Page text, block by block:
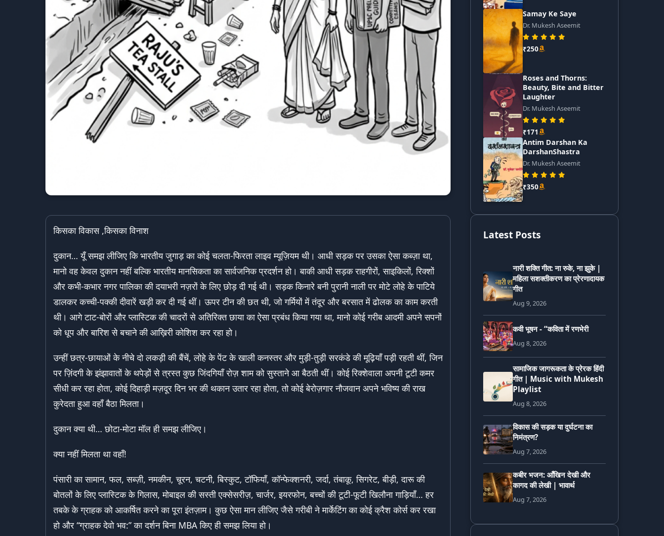
किसका विकास ,किसका विनाश
दुकान… यूँ समझ लीजिए कि भारतीय जुगाड़ का कोई चलता-फिरता लाइव म्यूज़ियम थी। आधी सड़क पर उसका ऐसा कब्ज़ा था,
मानो वह केवल दुकान नहीं बल्कि भारतीय मानसिकता का सार्वजनिक प्रदर्शन हो। बाकी आधी सड़क राहगीरों, साइकिलों, रिक्शों
और कभी-कभार नगर पालिका की दयाभरी नज़रों के लिए छोड़ दी गई थी। सड़क किनारे बनी पुरानी नाली पर मोटे लोहे के पाटिये
डालकर कच्ची-पक्की दीवारें खड़ी कर दी गई थीं। ऊपर टीन की छत थी, जो गर्मियों में तंदूर और बरसात में ढोलक का काम करती
थी। आगे टाट-बोरों और प्लास्टिक की चादरों से अतिरिक्त छाया का ऐसा प्रबंध किया गया था, मानो कोई गरीब आदमी अपने सपनों
को धूप और बारिश से बचाने की आख़िरी कोशिश कर रहा हो।
उन्हीं छत्र-छायाओं के नीचे दो लकड़ी की बैंचें, लोहे के पेंट के खाली कनस्तर और मुड़ी-तुड़ी सरकंडे की मूढ़ियाँ पड़ी रहती थीं, जिन
पर ज़िंदगी के झंझावातों के थपेड़ों से त्रस्त कुछ जिंदगियाँ रोज़ शाम को सुस्ताने आ बैठती थीं। कोई रिक्शेवाला अपनी टूटी कमर
सीधी कर रहा होता, कोई दिहाड़ी मज़दूर दिन भर की थकान उतार रहा होता, तो कोई बेरोज़गार नौजवान अपने भविष्य की राख
कुरेदता हुआ वहाँ बैठा मिलता।
दुकान क्या थी… छोटा-मोटा मॉल ही समझ लीजिए।
क्या नहीं मिलता था वहाँ!
पंसारी का सामान, फल, सब्ज़ी, नमकीन, चूरन, चटनी, बिस्कुट, टॉफियाँ, कॉन्फेक्शनरी, जर्दा, तंबाकू, सिगरेट, बीड़ी, दारू की
बोतलों के लिए प्लास्टिक के गिलास, मोबाइल की सस्ती एक्सेसरीज़, चार्जर, इयरफोन, बच्चों की टूटी-फूटी खिलौना गाड़ियाँ… हर
तबके के ग्राहक को आकर्षित करने का पूरा इंतज़ाम। कुछ ऐसा मान लीजिए जैसे गरीबी ने मार्केटिंग का कोई क्रैश कोर्स कर रखा
हो और “ग्राहक देवो भव:” का दर्शन बिना MBA किए ही समझ लिया हो।
Samay Ke Saye
Dr. Mukesh Aseemit
₹250
Roses and Thorns:
Beauty, Bite and Bitter
Laughter
Dr. Mukesh Aseemit
₹171
Antim Darshan Ka
DarshanShastra
Dr. Mukesh Aseemit
₹350
Latest Posts
नारी शक्ति गीत: ना रुके, ना झुके |
महिला सशक्तीकरण का प्रेरणादायक
गीत
Aug 9, 2026
कवी भूषन - “कविता में रणभेरी
Aug 8, 2026
सामाजिक जागरूकता के प्रेरक हिंदी
गीत | Music with Mukesh
Playlist
Aug 8, 2026
विकास की सड़क या दुर्घटना का
निमंत्रण?
Aug 7, 2026
कबीर भजन: आँखिन देखी और
कागद की लेखी | भावार्थ
Aug 7, 2026